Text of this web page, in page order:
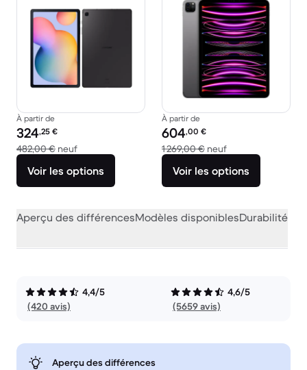
À partir de
Prix reconditionné :
324,25 €
482,00 € neufcontre 482,00 € neuf
Voir les options
À partir de
Prix reconditionné :
604,00 €
1 269,00 € neufcontre 1 269,00 €
Voir les options
Aperçu des différencesModèles disponiblesDurabilité
4,4/5
(420 avis)
4,6/5
(5659 avis)
Aperçu des différences